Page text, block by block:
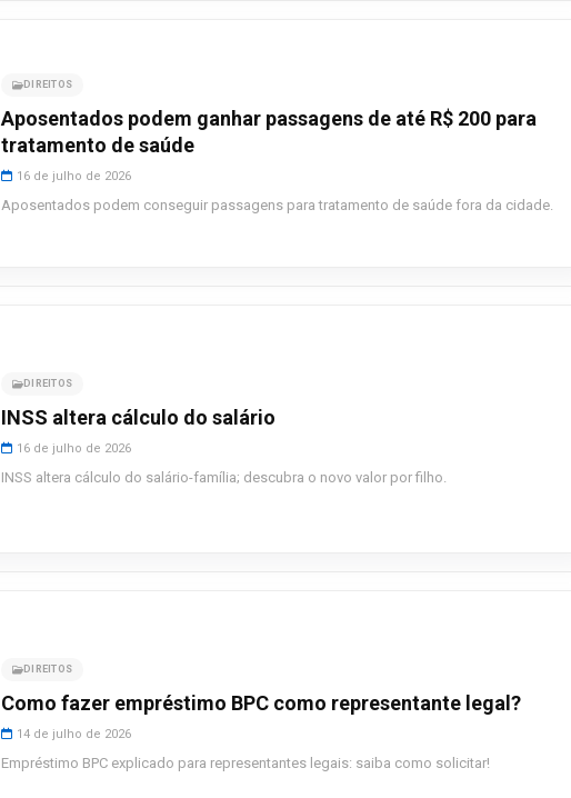
DIREITOS
Aposentados podem ganhar passagens de até R$ 200 para
tratamento de saúde
16 de julho de 2026
Aposentados podem conseguir passagens para tratamento de saúde fora da cidade.
DIREITOS
INSS altera cálculo do salário
16 de julho de 2026
INSS altera cálculo do salário-família; descubra o novo valor por filho.
DIREITOS
Como fazer empréstimo BPC como representante legal?
14 de julho de 2026
Empréstimo BPC explicado para representantes legais: saiba como solicitar!